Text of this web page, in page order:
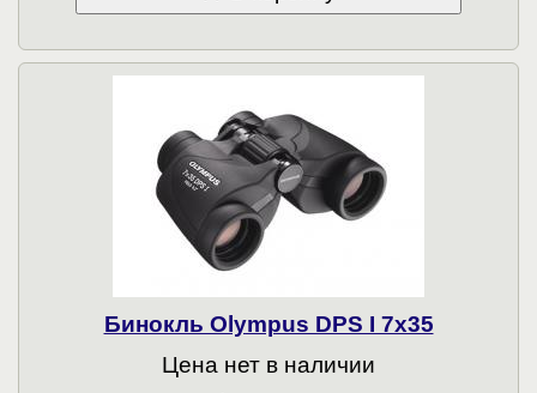
Бинокль Olympus DPS I 7x35
Цена нет в наличии